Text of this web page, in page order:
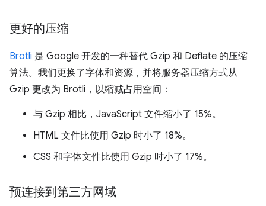
更好的压缩
Brotli 是 Google 开发的一种替代 Gzip 和 Deflate 的压缩
算法。我们更换了字体和资源，并将服务器压缩方式从
Gzip 更改为 Brotli，以缩减占用空间：
与 Gzip 相比，JavaScript 文件缩小了 15%。
HTML 文件比使用 Gzip 时小了 18%。
CSS 和字体文件比使用 Gzip 时小了 17%。
预连接到第三方网域